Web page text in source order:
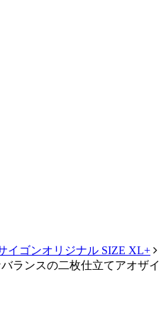
イゴンオリジナル SIZE XL+
ランスの二枚仕立てアオザイ